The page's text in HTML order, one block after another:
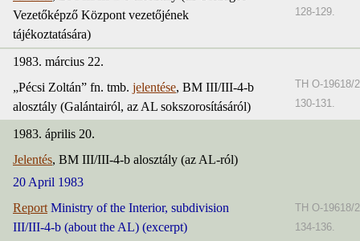
Vezetőképző Központ vezetőjének
tájékoztatására)
128-129.
1983. március 22.
„Pécsi Zoltán” fn. tmb. jelentése, BM III/III-4-b
alosztály (Galántairól, az AL sokszorosításáról)
TH O-19618/2
130-131.
1983. április 20.
Jelentés, BM III/III-4-b alosztály (az AL-ról)
20 April 1983
Report Ministry of the Interior, subdivision
III/III-4-b (about the AL) (excerpt)
TH O-19618/2
134-136.